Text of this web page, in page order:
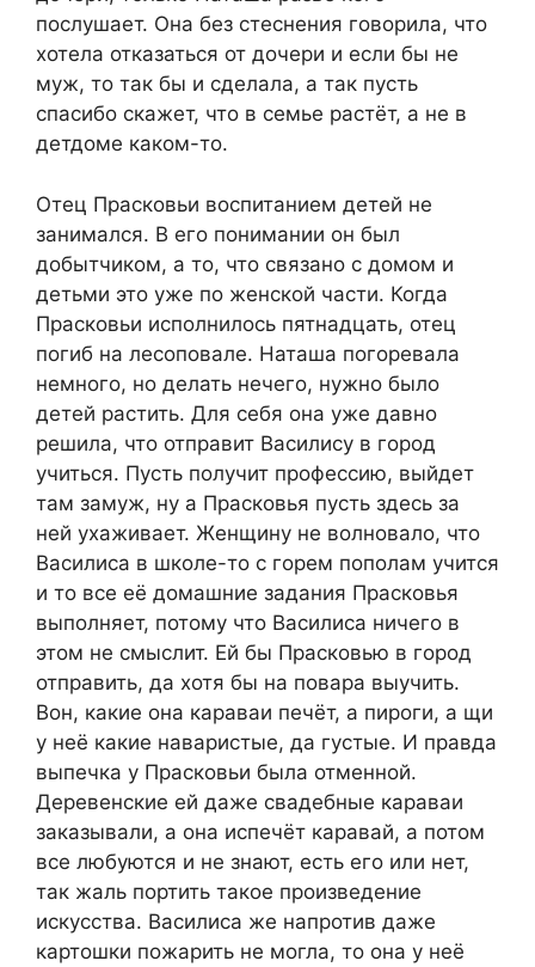
послушает. Она без стеснения говорила, что
хотела отказаться от дочери и если бы не
муж, то так бы и сделала, а так пусть
спасибо скажет, что в семье растёт, а не в
детдоме каком-то.
Отец Прасковьи воспитанием детей не
занимался. В его понимании он был
добытчиком, а то, что связано с домом и
детьми это уже по женской части. Когда
Прасковьи исполнилось пятнадцать, отец
погиб на лесоповале. Наташа погоревала
немного, но делать нечего, нужно было
детей растить. Для себя она уже давно
решила, что отправит Василису в город
учиться. Пусть получит профессию, выйдет
там замуж, ну а Прасковья пусть здесь за
ней ухаживает. Женщину не волновало, что
Василиса в школе-то с горем пополам учится
и то все её домашние задания Прасковья
выполняет, потому что Василиса ничего в
этом не смыслит. Ей бы Прасковью в город
отправить, да хотя бы на повара выучить.
Вон, какие она караваи печёт, а пироги, а щи
у неё какие наваристые, да густые. И правда
выпечка у Прасковьи была отменной.
Деревенские ей даже свадебные караваи
заказывали, а она испечёт каравай, а потом
все любуются и не знают, есть его или нет,
так жаль портить такое произведение
искусства. Василиса же напротив даже
картошки пожарить не могла, то она у неё